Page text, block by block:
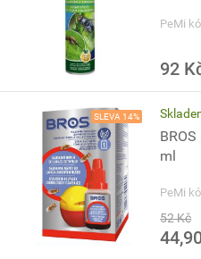
PeMi
92
SLEVA 14%
ml
PeMi
52 Kč